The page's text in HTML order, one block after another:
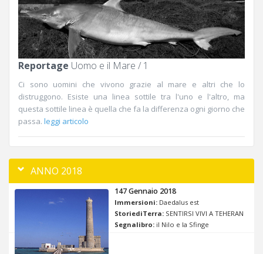
Reportage Uomo e il Mare / 1
Ci sono uomini che vivono grazie al mare e altri che lo
distruggono. Esiste una linea sottile tra l'uno e l'altro, ma
questa sottile linea è quella che fa la differenza ogni giorno che
passa. leggi articolo
ANNO 2018
147 Gennaio 2018
Immersioni: Daedalus est
StoriediTerra: SENTIRSI VIVI A TEHERAN
Segnalibro: il Nilo e la Sfinge